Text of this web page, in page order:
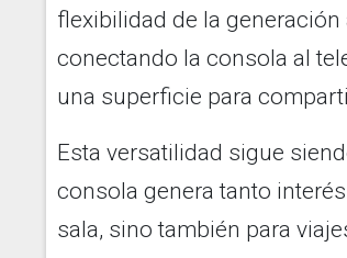
flexibilidad de la
conectando la consola al
una superficie para
Esta versatilidad sigue
consola genera tanto
sala, sino también para